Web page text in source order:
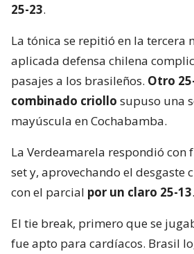
25-23.
La tónica se repitió en la tercera
aplicada defensa chilena
pasajes a los brasileños. Otro
combinado criollo supuso una
mayúscula en Cochabamba.
La Verdeamarela respondió con
set y, aprovechando el desgaste
con el parcial por un claro 25-13.
El tie break, primero que se
fue apto para cardíacos. Brasil